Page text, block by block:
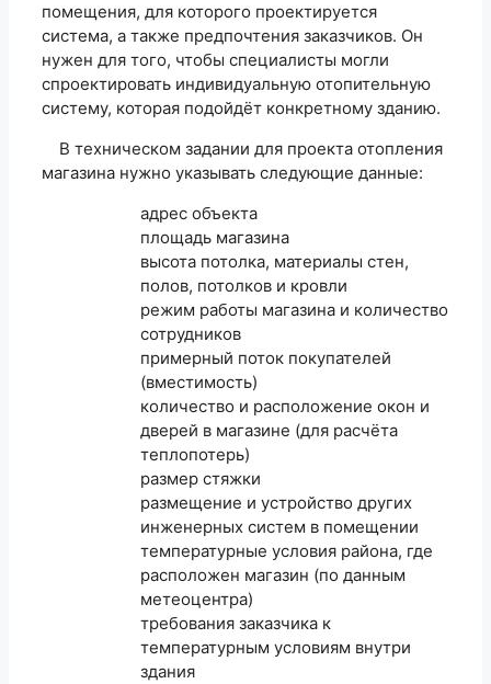
помещения, для которого проектируется
система, а также предпочтения заказчиков. Он
нужен для того, чтобы специалисты могли
спроектировать индивидуальную отопительную
систему, которая подойдёт конкретному зданию.
В техническом задании для проекта отопления
магазина нужно указывать следующие данные:
адрес объекта
площадь магазина
высота потолка, материалы стен,
полов, потолков и кровли
режим работы магазина и количество
сотрудников
примерный поток покупателей
(вместимость)
количество и расположение окон и
дверей в магазине (для расчёта
теплопотерь)
размер стяжки
размещение и устройство других
инженерных систем в помещении
температурные условия района, где
расположен магазин (по данным
метеоцентра)
требования заказчика к
температурным условиям внутри
здания